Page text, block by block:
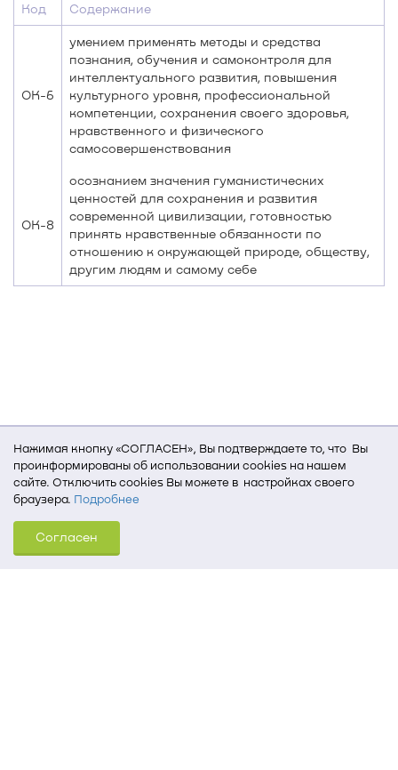
Нажимая кнопку «СОГЛАСЕН», Вы подтверждаете то, что Вы
проинформированы об использовании cookies на нашем
сайте. Отключить cookies Вы можете в настройках своего
браузера. Подробнее
Для того, чтобы мы могли качественно предоставить Вам
услуги, мы используем cookies, которые сохраняются
на Вашем компьютере (Сведения о местоположении; ip-адрес;
Согласен
Код Содержание
ОК-6
умением применять методы и средства
познания, обучения и самоконтроля для
интеллектуального развития, повышения
культурного уровня, профессиональной
компетенции, сохранения своего здоровья,
нравственного и физического
самосовершенствования
ОК-8
осознанием значения гуманистических
ценностей для сохранения и развития
современной цивилизации, готовностью
принять нравственные обязанности по
отношению к окружающей природе, обществу,
другим людям и самому себе